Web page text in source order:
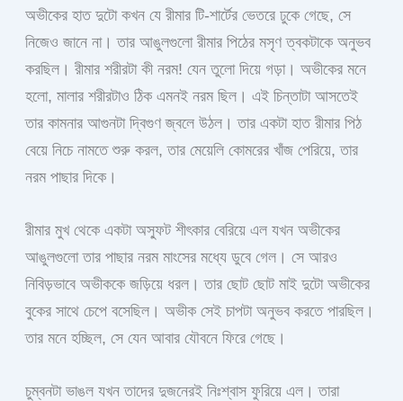
অভীকের হাত দুটো কখন যে রীমার টি-শার্টের ভেতরে ঢুকে গেছে, সে
নিজেও জানে না। তার আঙুলগুলো রীমার পিঠের মসৃণ ত্বকটাকে অনুভব
করছিল। রীমার শরীরটা কী নরম! যেন তুলো দিয়ে গড়া। অভীকের মনে
হলো, মালার শরীরটাও ঠিক এমনই নরম ছিল। এই চিন্তাটা আসতেই
তার কামনার আগুনটা দ্বিগুণ জ্বলে উঠল। তার একটা হাত রীমার পিঠ
বেয়ে নিচে নামতে শুরু করল, তার মেয়েলি কোমরের খাঁজ পেরিয়ে, তার
নরম পাছার দিকে।
রীমার মুখ থেকে একটা অস্ফুট শীৎকার বেরিয়ে এল যখন অভীকের
আঙুলগুলো তার পাছার নরম মাংসের মধ্যে ডুবে গেল। সে আরও
নিবিড়ভাবে অভীককে জড়িয়ে ধরল। তার ছোট ছোট মাই দুটো অভীকের
বুকের সাথে চেপে বসেছিল। অভীক সেই চাপটা অনুভব করতে পারছিল।
তার মনে হচ্ছিল, সে যেন আবার যৌবনে ফিরে গেছে।
চুম্বনটা ভাঙল যখন তাদের দুজনেরই নিঃশ্বাস ফুরিয়ে এল। তারা